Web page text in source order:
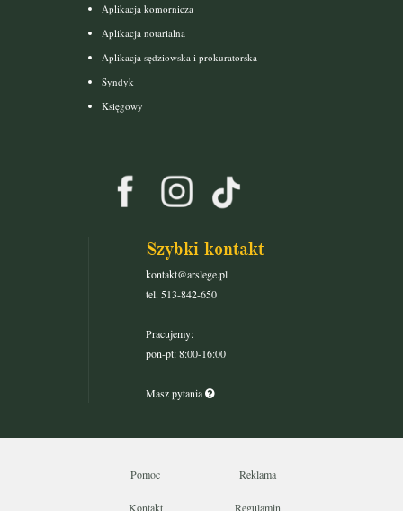
Aplikacja komornicza
Aplikacja notarialna
Aplikacja sędziowska i prokuratorska
Syndyk
Księgowy
Szybki kontakt
kontakt@arslege.pl
tel. 513-842-650
Pracujemy:
pon-pt: 8:00-16:00
Masz pytania
Pomoc Reklama
Kontakt Regulamin